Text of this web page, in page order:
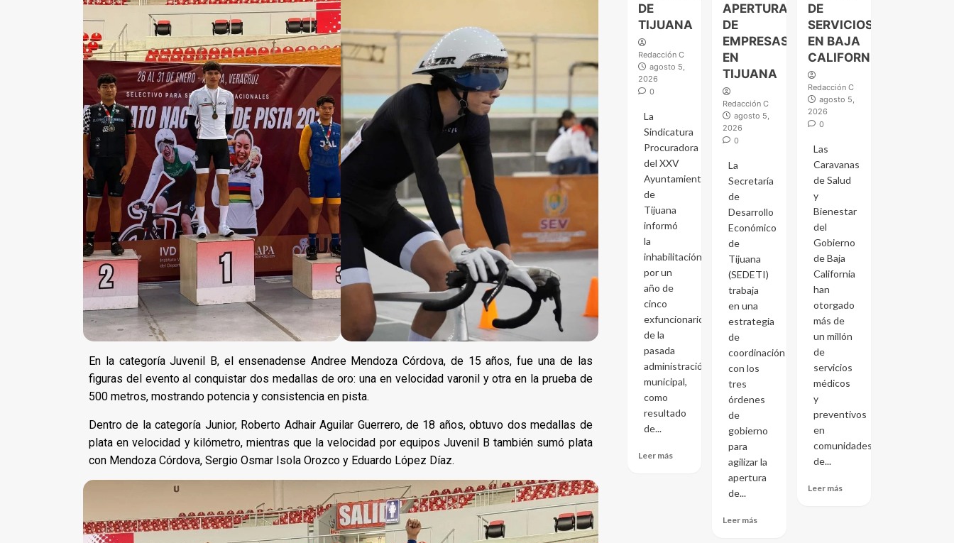
En la categoría Juvenil B, el ensenadense Andree Mendoza Córdova, de 15 años, fue una de las
figuras del evento al conquistar dos medallas de oro: una en velocidad varonil y otra en la prueba de
500 metros, mostrando potencia y consistencia en pista.
Dentro de la categoría Junior, Roberto Adhair Aguilar Guerrero, de 18 años, obtuvo dos medallas de
plata en velocidad y kilómetro, mientras que la velocidad por equipos Juvenil B también sumó plata
con Mendoza Córdova, Sergio Osmar Isola Orozco y Eduardo López Díaz.
DE
TIJUANA
Redacción C
agosto 5,
2026
0
La
Sindicatura
Procuradora
del XXV
Ayuntamiento
de
Tijuana
informó
la
inhabilitación
por un
año de
cinco
exfuncionarios
de la
pasada
administración
municipal,
como
resultado
de...
Leer más
APERTURA
DE
EMPRESAS
EN
TIJUANA
Redacción C
agosto 5,
2026
0
La
Secretaría
de
Desarrollo
Económico
de
Tijuana
(SEDETI)
trabaja
en una
estrategia
de
coordinación
con los
tres
órdenes
de
gobierno
para
agilizar la
apertura
de...
Leer más
DE
SERVICIOS
EN BAJA
CALIFORNIA
Redacción C
agosto 5,
2026
0
Las
Caravanas
de Salud
y
Bienestar
del
Gobierno
de Baja
California
han
otorgado
más de
un millón
de
servicios
médicos
y
preventivos
en
comunidades
de...
Leer más